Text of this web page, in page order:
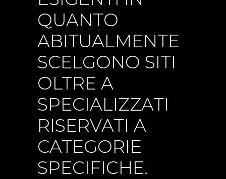
QUANTO
ABITUALMENTE
SCELGONO SITI
OLTRE A
SPECIALIZZATI
RISERVATI A
CATEGORIE
SPECIFICHE.